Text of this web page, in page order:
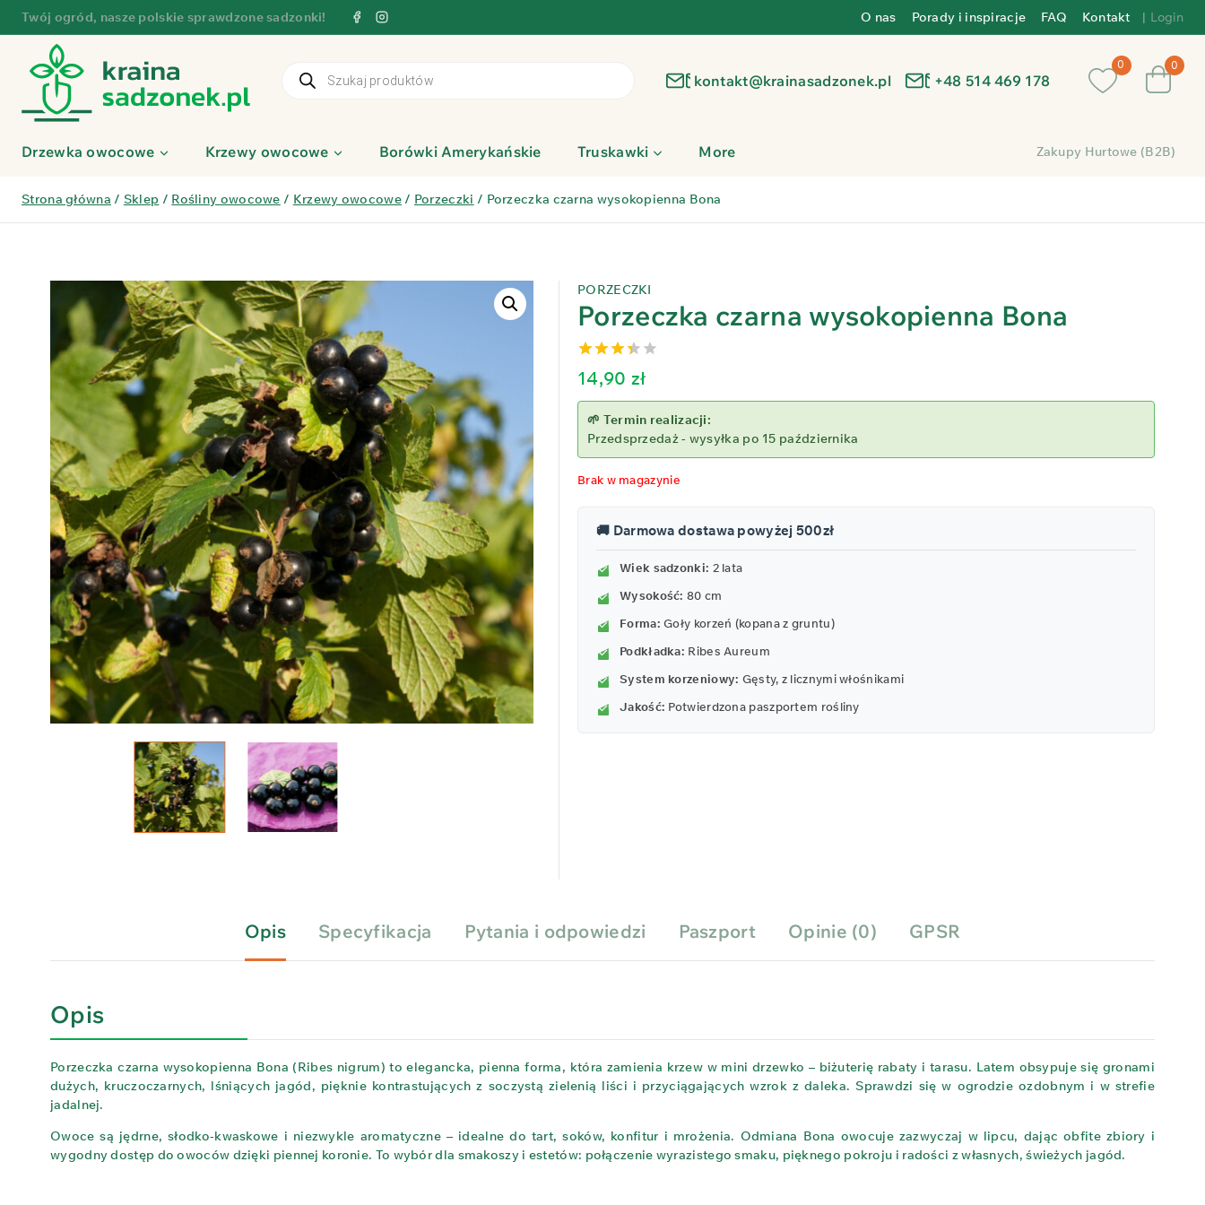
Twój ogród, nasze polskie sprawdzone sadzonki! O nas Porady i inspiracje FAQ Kontakt | Login
produktów kontakt@krainasadzonek.pl +48 514 469 178
0
Drzewka owocowe Krzewy owocowe Borówki Amerykańskie Truskawki More Zakupy Hurtowe (B2B)
Strona główna / Sklep / Rośliny owocowe / Krzewy owocowe / Porzeczki / Porzeczka czarna wysokopienna Bona
PORZECZKI
Porzeczka czarna wysokopienna Bona
3.38
out of
5
14,90 zł
🌱 Termin realizacji:
Przedsprzedaż - wysyłka po 15 października
Brak w magazynie
🚚 Darmowa dostawa powyżej 500zł
Wiek sadzonki: 2 lata
Wysokość: 80 cm
Forma: Goły korzeń (kopana z gruntu)
Podkładka: Ribes Aureum
System korzeniowy: Gęsty, z licznymi włośnikami
Jakość: Potwierdzona paszportem rośliny
Opis Specyfikacja Pytania i odpowiedzi Paszport Opinie (0) GPSR
Opis
Porzeczka czarna wysokopienna Bona (Ribes nigrum) to elegancka, pienna forma, która zamienia krzew w mini drzewko – biżuterię rabaty i tarasu. Latem obsypuje się gronami
dużych, kruczoczarnych, lśniących jagód, pięknie kontrastujących z soczystą zielenią liści i przyciągających wzrok z daleka. Sprawdzi się w ogrodzie ozdobnym i w strefie
jadalnej.
Owoce są jędrne, słodko‑kwaskowe i niezwykle aromatyczne – idealne do tart, soków, konfitur i mrożenia. Odmiana Bona owocuje zazwyczaj w lipcu, dając obfite zbiory i
wygodny dostęp do owoców dzięki piennej koronie. To wybór dla smakoszy i estetów: połączenie wyrazistego smaku, pięknego pokroju i radości z własnych, świeżych jagód.